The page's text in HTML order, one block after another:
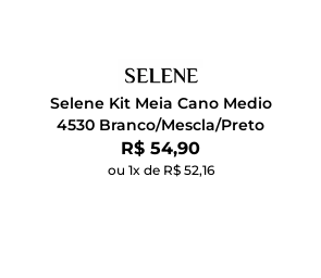
Selene Kit Meia Cano Medio
4530 Branco/Mescla/Preto
Por:
R$ 54,90
ou 1x de R$ 52,16